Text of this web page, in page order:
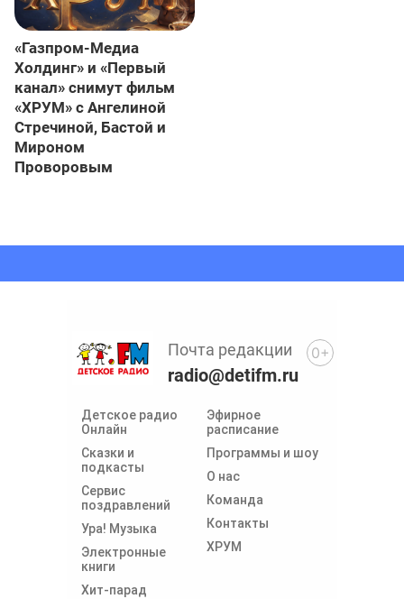
«Газпром-Медиа
Холдинг» и «Первый
канал» снимут фильм
«ХРУМ» с Ангелиной
Стречиной, Бастой и
Мироном
Проворовым
Детское радио
Онлайн
Сказки и
подкасты
Сервис
поздравлений
Ура! Музыка
Электронные
книги
Хит-парад
Эфирное
расписание
Программы и шоу
О нас
Команда
Контакты
ХРУМ
Почта редакции
radio@detifm.ru
0+